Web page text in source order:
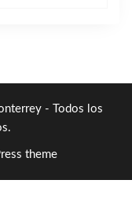
- Todos los
theme